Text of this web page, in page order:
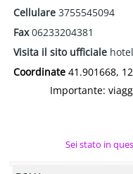
Cellulare 3755545094
Fax06233204381
Visita il sito ufficiale
Coordinate 41.901668,
Importante:
Sei stato in